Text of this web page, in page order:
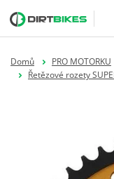
Domů PRO MOTORKU
Řetězové rozety